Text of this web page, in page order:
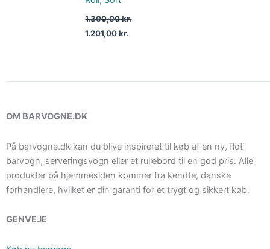
1.300,00kr.
1.201,00kr.
OM BARVOGNE.DK
På barvogne.dk kan du blive inspireret til køb af en ny, flot
barvogn, serveringsvogn eller et rullebord til en god pris. Alle
produkter på hjemmesiden kommer fra kendte, danske
forhandlere, hvilket er din garanti for et trygt og sikkert køb.
GENVEJE